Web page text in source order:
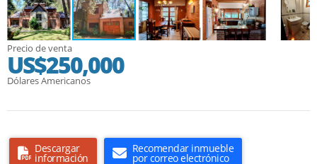
Precio de venta
US$250,000
Dólares Americanos
Descargar
información
Recomendar inmueble
por correo electrónico